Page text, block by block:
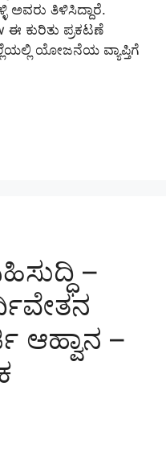
ಅವರು ತಿಳಿಸಿದ್ದಾರೆ.
ಈ ಕುರಿತು ಪ್ರಕಟಣೆ
ಯೋಜನೆಯ ವ್ಯಾಪ್ತಿಗೆ
–
ಆಹ್ವಾನ –